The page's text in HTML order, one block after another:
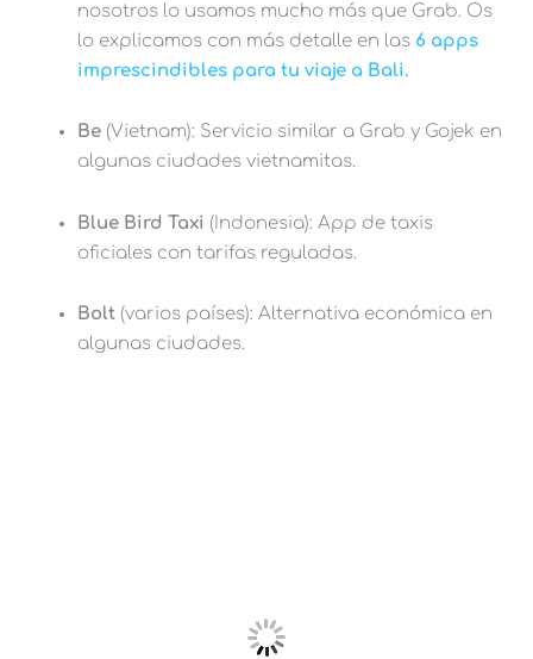
nosotros lo usamos mucho más que Grab. Os
lo explicamos con más detalle en las 6 apps
imprescindibles para tu viaje a Bali.
Be (Vietnam): Servicio similar a Grab y Gojek en
algunas ciudades vietnamitas.
Blue Bird Taxi (Indonesia): App de taxis
oficiales con tarifas reguladas.
Bolt (varios países): Alternativa económica en
algunas ciudades.